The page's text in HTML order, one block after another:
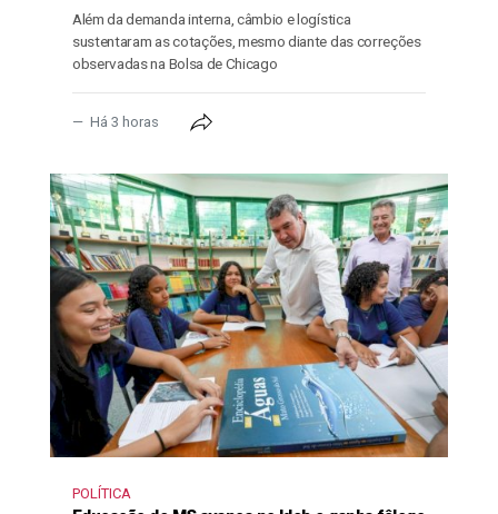
Além da demanda interna, câmbio e logística
sustentaram as cotações, mesmo diante das correções
observadas na Bolsa de Chicago
Há 3 horas
POLÍTICA